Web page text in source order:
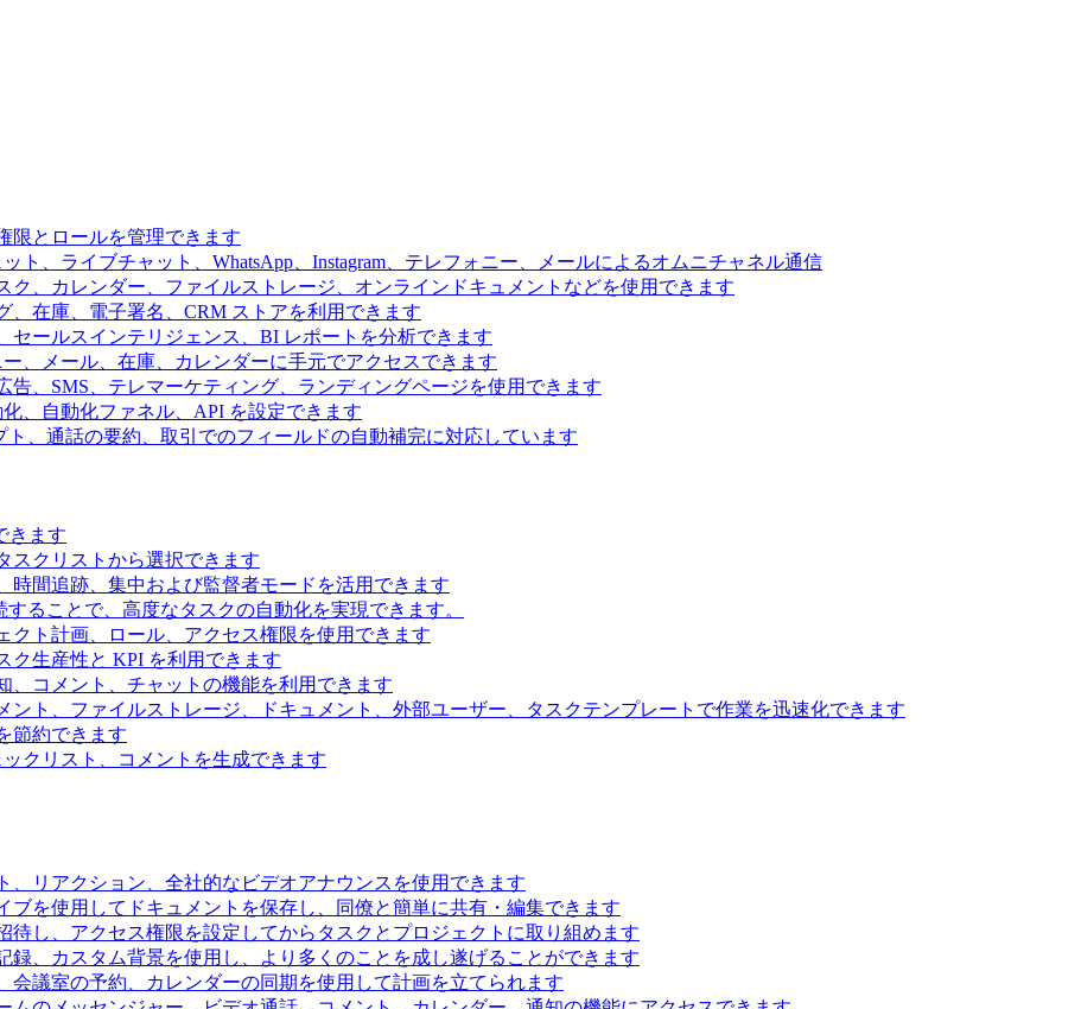
限とロールを管理できます
ト、ライブチャット、WhatsApp、Instagram、テレフォニー、メールによるオムニチャネル通信
ク、カレンダー、ファイルストレージ、オンラインドキュメントなどを使用できます
、在庫、電子署名、CRM ストアを利用できます
セールスインテリジェンス、BI レポートを分析できます
、メール、在庫、カレンダーに手元でアクセスできます
告、SMS、テレマーケティング、ランディングページを使用できます
、自動化ファネル、API を設定できます
、通話の要約、取引でのフィールドの自動補完に対応しています
きます
スクリストから選択できます
間追跡、集中および監督者モードを活用できます
ることで、高度なタスクの自動化を実現できます。
クト計画、ロール、アクセス権限を使用できます
ク生産性と KPI を利用できます
、コメント、チャットの機能を利用できます
ント、ファイルストレージ、ドキュメント、外部ユーザー、タスクテンプレートで作業を迅速化できます
節約できます
クリスト、コメントを生成できます
、リアクション、全社的なビデオアナウンスを使用できます
ブを使用してドキュメントを保存し、同僚と簡単に共有・編集できます
待し、アクセス権限を設定してからタスクとプロジェクトに取り組めます
録、カスタム背景を使用し、より多くのことを成し遂げることができます
会議室の予約、カレンダーの同期を使用して計画を立てられます